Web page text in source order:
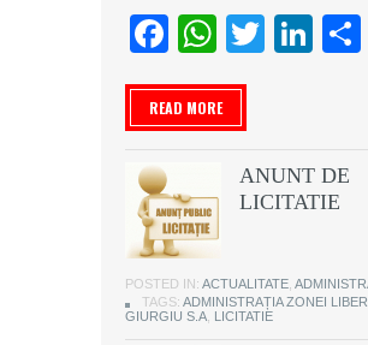
Facebook
Twitter
READ MORE
ANUNT DE
LICITATIE
POSTED IN: ACTUALITATE
TAGS: ADMINISTRAȚIA ZONEI
GIURGIU S.A LICITATIE